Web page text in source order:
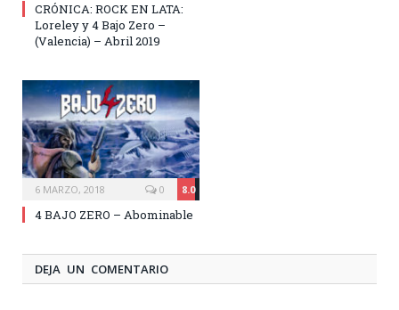
CRÓNICA: ROCK EN LATA:
Loreley y 4 Bajo Zero –
(Valencia) – Abril 2019
6 MARZO, 2018 8.0
0
4 BAJO ZERO – Abominable
DEJA UN COMENTARIO